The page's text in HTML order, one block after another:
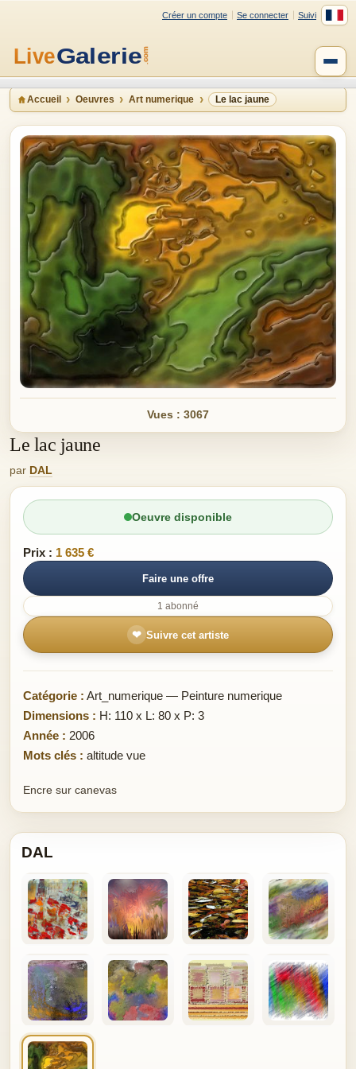
Créer un compte Se connecter Suivi
Accueil Oeuvres Art numerique Le lac jaune
Vues : 3067
Le lac jaune
par DAL
Oeuvre disponible
Prix : 1 635 €
Faire une offre
1 abonné
❤ Suivre cet artiste
Catégorie : Art_numerique — Peinture numerique
Dimensions : H: 110 x L: 80 x P: 3
Année : 2006
Mots clés : altitude vue
Encre sur canevas
DAL